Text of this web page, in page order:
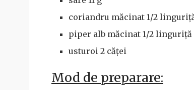
coriandru măcinat 1/2
piper alb măcinat 1/2 linguriță
usturoi 2 căței
Mod de preparare: